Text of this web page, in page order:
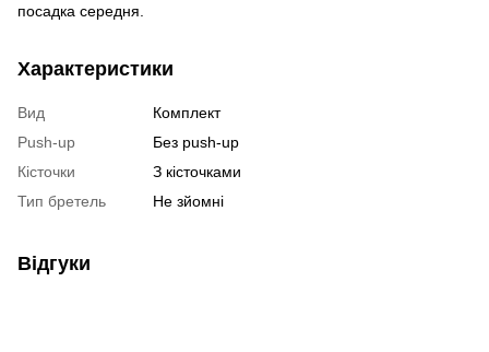
посадка середня.
Характеристики
Вид
Комплект
Push-up
Без push-up
Кісточки
З кісточками
Тип бретель
Не зйомні
Відгуки